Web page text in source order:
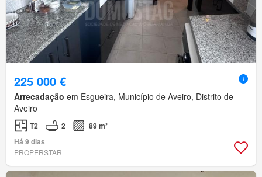
225 000 €
Arrecadação em Esgueira, Município de Aveiro, Distrito de
Aveiro
T2 2
89 m²
Há 9 dias
PROPERSTAR